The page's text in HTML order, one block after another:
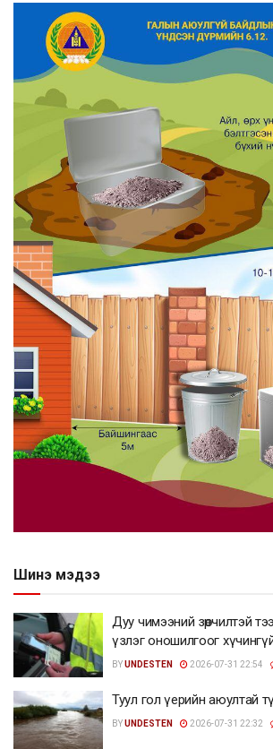
Шинэ мэдээ
Дуу чимээний зөрчилтэй
үзлэг оношилгоог
BYUNDESTEN 2026-07-31 22:54
Туул гол үерийн аюултай
BYUNDESTEN 2026-07-31 22:32